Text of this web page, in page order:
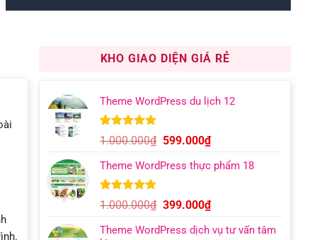
KHO GIAO DIỆN GIÁ RẺ
Theme WordPress du lịch 12
5.00trên 5
dựa trên
9
đánh giá
1.000.000₫ Giá
là:
599.000₫Giá
tại
599.000₫.
Theme WordPress thực phẩm 18
5.00trên 5
dựa trên
6
đánh giá
1.000.000₫ Giá
là:
399.000₫Giá
tại
Theme WordPress dịch vụ tư vấn tâm